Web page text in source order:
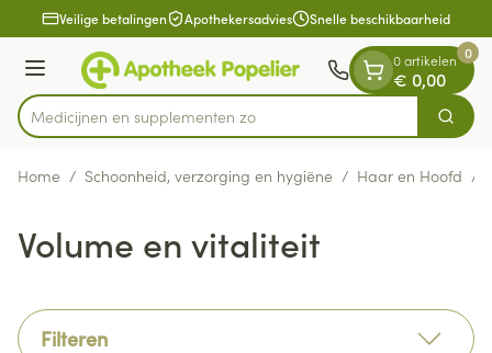
Ga naar de inhoud
1 van 1Veilige betalingen Apothekersadvies Snelle beschikbaarheid
Menu
Product, merk, categorie...
Medicijnen en Zoek
0 artikelen
€ 0,00
0
Home / Schoonheid, verzorging en hygiëne / Haar en Hoofd /
Volume en vitaliteit
Filteren